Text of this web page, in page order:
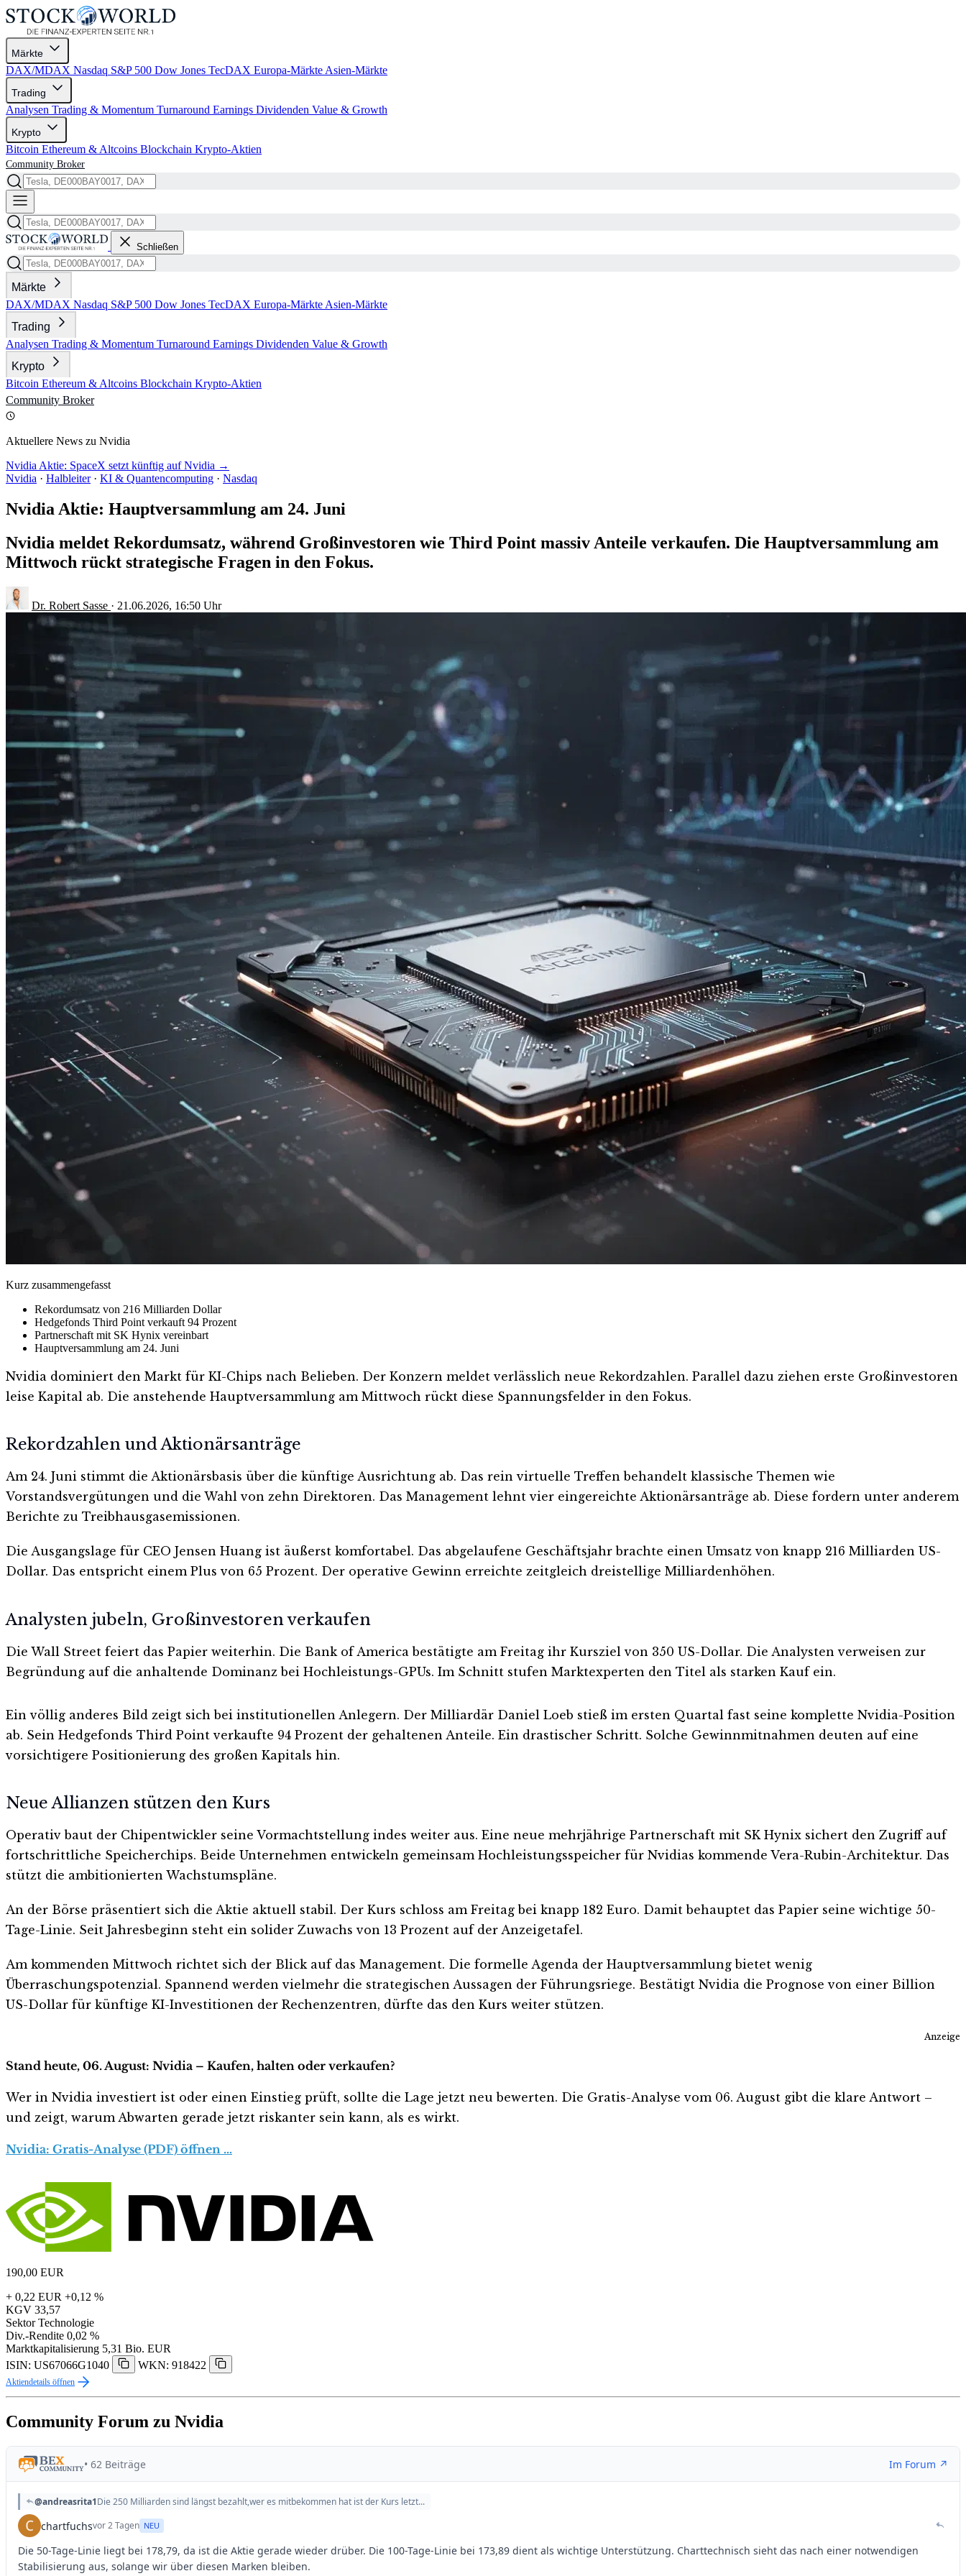
Märkte
DAX/MDAX Nasdaq S&P 500 Dow Jones TecDAX Europa-Märkte Asien-Märkte
Trading
Analysen Trading & Momentum Turnaround Earnings Dividenden Value & Growth
Krypto
Bitcoin Ethereum & Altcoins Blockchain Krypto-Aktien
Community Broker
Schließen
Märkte
DAX/MDAX Nasdaq S&P 500 Dow Jones TecDAX Europa-Märkte Asien-Märkte
Trading
Analysen Trading & Momentum Turnaround Earnings Dividenden Value & Growth
Krypto
Bitcoin Ethereum & Altcoins Blockchain Krypto-Aktien
Community Broker
Aktuellere News zu Nvidia
Nvidia Aktie: SpaceX setzt künftig auf Nvidia →
Nvidia · Halbleiter · KI & Quantencomputing · Nasdaq
Nvidia Aktie: Hauptversammlung am 24. Juni
Nvidia meldet Rekordumsatz, während Großinvestoren wie Third Point massiv Anteile verkaufen. Die Hauptversammlung am
Mittwoch rückt strategische Fragen in den Fokus.
Dr. Robert Sasse · 21.06.2026, 16:50 Uhr
Kurz zusammengefasst
Rekordumsatz von 216 Milliarden Dollar
Hedgefonds Third Point verkauft 94 Prozent
Partnerschaft mit SK Hynix vereinbart
Hauptversammlung am 24. Juni
Nvidia dominiert den Markt für KI-Chips nach Belieben. Der Konzern meldet verlässlich neue Rekordzahlen. Parallel dazu ziehen erste Großinvestoren
leise Kapital ab. Die anstehende Hauptversammlung am Mittwoch rückt diese Spannungsfelder in den Fokus.
Rekordzahlen und Aktionärsanträge
Am 24. Juni stimmt die Aktionärsbasis über die künftige Ausrichtung ab. Das rein virtuelle Treffen behandelt klassische Themen wie
Vorstandsvergütungen und die Wahl von zehn Direktoren. Das Management lehnt vier eingereichte Aktionärsanträge ab. Diese fordern unter anderem
Berichte zu Treibhausgasemissionen.
Die Ausgangslage für CEO Jensen Huang ist äußerst komfortabel. Das abgelaufene Geschäftsjahr brachte einen Umsatz von knapp 216 Milliarden US-
Dollar. Das entspricht einem Plus von 65 Prozent. Der operative Gewinn erreichte zeitgleich dreistellige Milliardenhöhen.
Analysten jubeln, Großinvestoren verkaufen
Die Wall Street feiert das Papier weiterhin. Die Bank of America bestätigte am Freitag ihr Kursziel von 350 US-Dollar. Die Analysten verweisen zur
Begründung auf die anhaltende Dominanz bei Hochleistungs-GPUs. Im Schnitt stufen Marktexperten den Titel als starken Kauf ein.
Ein völlig anderes Bild zeigt sich bei institutionellen Anlegern. Der Milliardär Daniel Loeb stieß im ersten Quartal fast seine komplette Nvidia-Position
ab. Sein Hedgefonds Third Point verkaufte 94 Prozent der gehaltenen Anteile. Ein drastischer Schritt. Solche Gewinnmitnahmen deuten auf eine
vorsichtigere Positionierung des großen Kapitals hin.
Neue Allianzen stützen den Kurs
Operativ baut der Chipentwickler seine Vormachtstellung indes weiter aus. Eine neue mehrjährige Partnerschaft mit SK Hynix sichert den Zugriff auf
fortschrittliche Speicherchips. Beide Unternehmen entwickeln gemeinsam Hochleistungsspeicher für Nvidias kommende Vera-Rubin-Architektur. Das
stützt die ambitionierten Wachstumspläne.
An der Börse präsentiert sich die Aktie aktuell stabil. Der Kurs schloss am Freitag bei knapp 182 Euro. Damit behauptet das Papier seine wichtige 50-
Tage-Linie. Seit Jahresbeginn steht ein solider Zuwachs von 13 Prozent auf der Anzeigetafel.
Am kommenden Mittwoch richtet sich der Blick auf das Management. Die formelle Agenda der Hauptversammlung bietet wenig
Überraschungspotenzial. Spannend werden vielmehr die strategischen Aussagen der Führungsriege. Bestätigt Nvidia die Prognose von einer Billion
US-Dollar für künftige KI-Investitionen der Rechenzentren, dürfte das den Kurs weiter stützen.
Anzeige
Stand heute, 06. August: Nvidia – Kaufen, halten oder verkaufen?
Wer in Nvidia investiert ist oder einen Einstieg prüft, sollte die Lage jetzt neu bewerten. Die Gratis-Analyse vom 06. August gibt die klare Antwort –
und zeigt, warum Abwarten gerade jetzt riskanter sein kann, als es wirkt.
Nvidia: Gratis-Analyse (PDF) öffnen …
190,00 EUR
+ 0,22 EUR +0,12 %
KGV 33,57
Sektor Technologie
Div.-Rendite 0,02 %
Marktkapitalisierung 5,31 Bio. EUR
ISIN: US67066G1040
WKN: 918422
Aktiendetails öffnen
Community Forum zu Nvidia